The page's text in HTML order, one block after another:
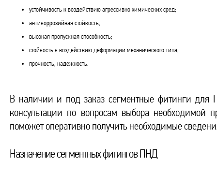
устойчивость к воздействию агрессивно химических сред;
антикоррозийная стойкость;
высокая пропускная способность;
стойкость к воздействию деформации механического типа;
прочность, надежность.
В наличии и под заказ сегментные фитинги для
консультации по вопросам выбора необходимой
поможет оперативно получить необходимые
Назначение сегментных фитингов ПНД